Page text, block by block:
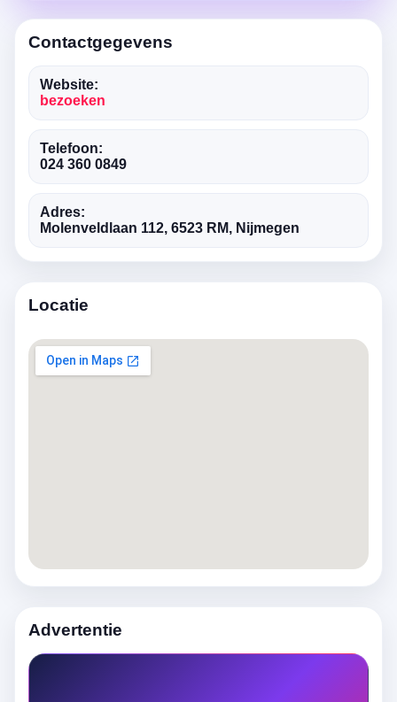
Contactgegevens
Website:
bezoeken
Telefoon:
024 360 0849
Adres:
Molenveldlaan 112, 6523 RM, Nijmegen
Locatie
Advertentie